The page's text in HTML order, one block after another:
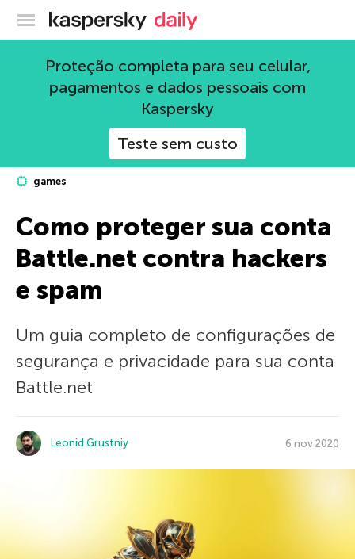
Blog oficial da Kaspersky
Proteção completa para seu celular,
pagamentos e dados pessoais com
Kaspersky
Teste sem custo
games
Como proteger sua conta
Battle.net contra hackers
e spam
Um guia completo de configurações de
segurança e privacidade para sua conta
Battle.net
Leonid Grustniy 6 nov 2020